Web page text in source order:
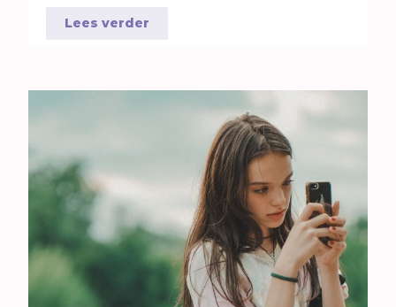
Lees verder